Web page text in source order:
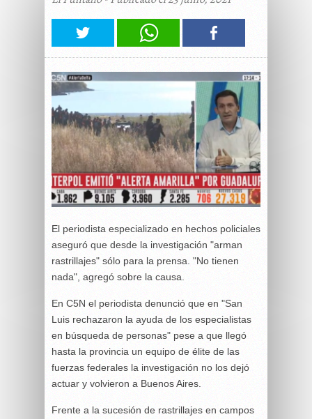
El periodista especializado en hechos policiales
aseguró que desde la investigación "arman
rastrillajes" sólo para la prensa. "No tienen
nada", agregó sobre la causa.
En C5N el periodista denunció que en "San
Luis rechazaron la ayuda de los especialistas
en búsqueda de personas" pese a que llegó
hasta la provincia un equipo de élite de las
fuerzas federales la investigación no los dejó
actuar y volvieron a Buenos Aires.
Frente a la sucesión de rastrillajes en campos